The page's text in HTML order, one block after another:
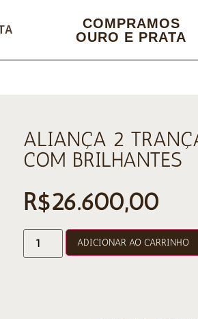
COMPRAMOS
OURO E PRATA
ALIANÇA 2
COM BRILHANTES
R$26.600,00
ADICIONAR AO CARRINHO